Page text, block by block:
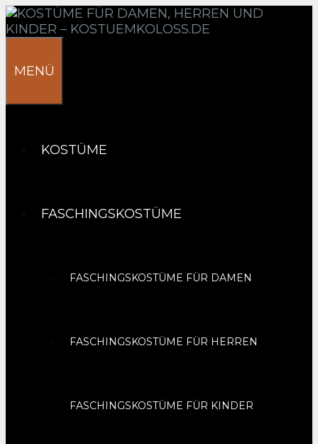
Springe
zum
MENÜ
KOSTÜME
FASCHINGSKOSTÜME
FASCHINGSKOSTÜME FÜR DAMEN
FASCHINGSKOSTÜME FÜR HERREN
FASCHINGSKOSTÜME FÜR KINDER